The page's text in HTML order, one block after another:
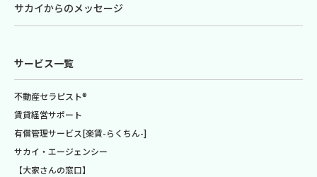
サカイからのメッセージ
サービス一覧
不動産セラピスト®
賃貸経営サポート
有償管理サービス[楽賃-らくちん-]
サカイ・エージェンシー
【大家さんの窓口】